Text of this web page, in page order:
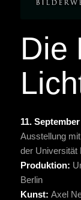
Die
11.
Ausstellung
der Universität
Produktion:
Berlin
Kunst: Axel